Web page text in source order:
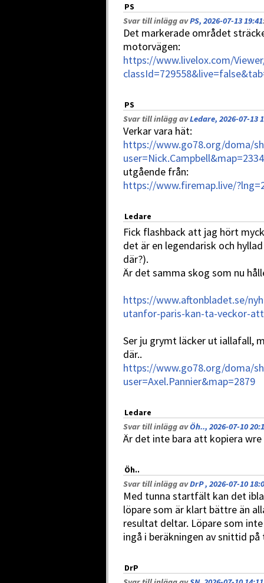
PS
Svar till inlägg avPS, 2026-07-13 19:41
Det markerade området
motorvägen:
https://www.livelox.com/
PS
Svar till inlägg avLedare, 2026-07-13
Verkar vara hät:
https://www.go78.org/doma/
user=Nick.Campbell&map=2334
utgående från:
https://www.firemap.live/
Ledare
Fick flashback att jag hört
det är en legendarisk och
där?).
Är det samma skog som nu
https://www.aftonbladet.se/
utanfor-paris-kan-ta-veckor-
Ser ju grymt läcker ut iallafall,
där..
https://www.go78.org/doma/
user=Axel.Pannier&map=2879
Ledare
Svar till inlägg avÖh.., 2026-07-10
Är det inte bara att kopiera
Öh..
Svar till inlägg avDrP , 2026-07-10
Med tunna startfält kan det
löpare som är klart bättre än
resultat deltar. Löpare som
ingå i beräkningen av snittid
DrP